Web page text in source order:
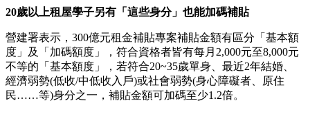
20歲以上租屋學子另有「這些身分」也能加碼補貼
營建署表示， 300億元租金補貼專案補貼金額有區分「基本額
度」及「加碼額度」，符合資格者皆有每月 2,000元至8,000元
不等的「基本額度」，若符合20~35歲單身、最近2年結婚、
經濟弱勢(低收/中低收入戶)或社會弱勢(身心障礙者、原住
民……等)身分之一，補貼金額可加碼至少1.2倍。